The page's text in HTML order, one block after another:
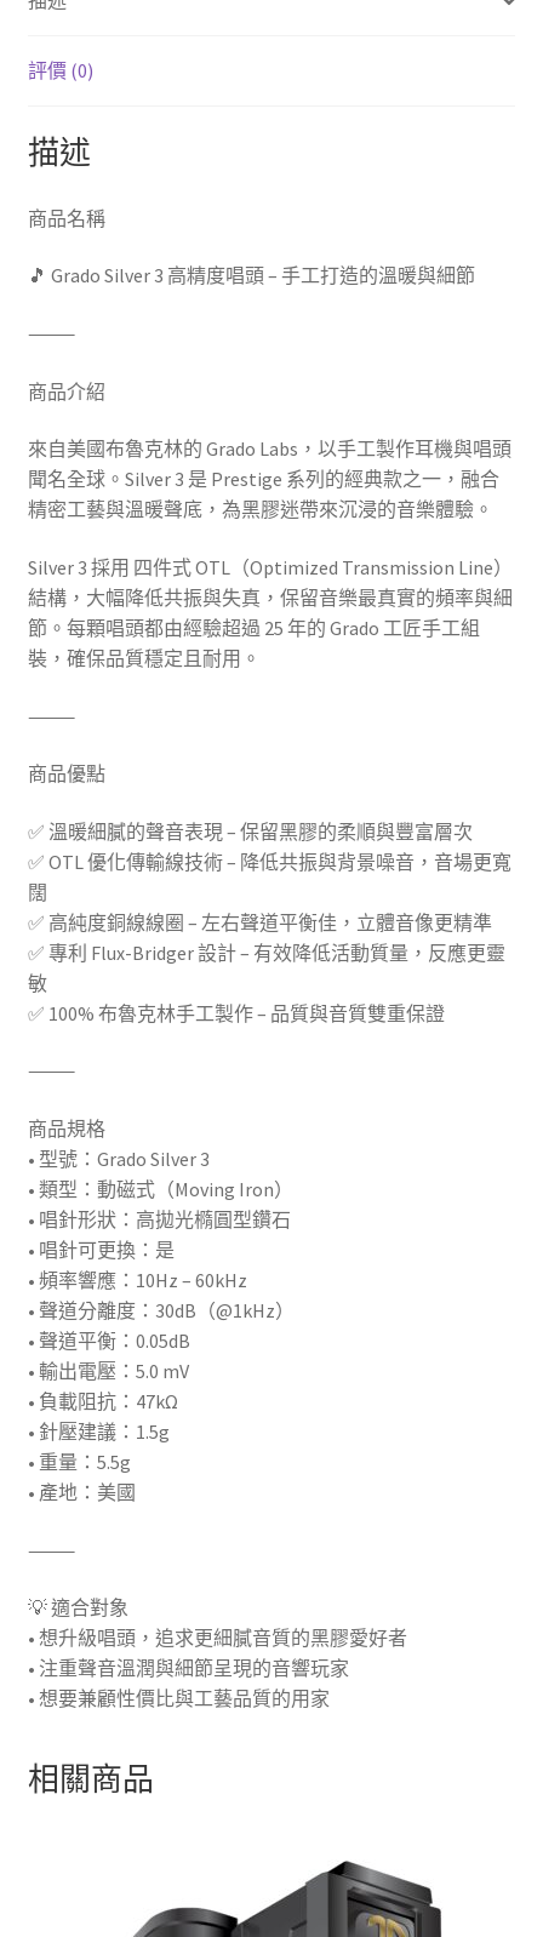
SILVER
頭
MM
頭
針)
量
評價 (0)
描述
商品名稱
🎵 Grado Silver 3 高精度唱頭 – 手工打造的溫暖與細節
⸻
商品介紹
來自美國布魯克林的 Grado Labs，以手工製作耳機與唱頭
聞名全球。Silver 3 是 Prestige 系列的經典款之一，融合
精密工藝與溫暖聲底，為黑膠迷帶來沉浸的音樂體驗。
Silver 3 採用 四件式 OTL（Optimized Transmission Line）
結構，大幅降低共振與失真，保留音樂最真實的頻率與細
節。每顆唱頭都由經驗超過 25 年的 Grado 工匠手工組
裝，確保品質穩定且耐用。
⸻
商品優點
✅ 溫暖細膩的聲音表現 – 保留黑膠的柔順與豐富層次
✅ OTL 優化傳輸線技術 – 降低共振與背景噪音，音場更寬
闊
✅ 高純度銅線線圈 – 左右聲道平衡佳，立體音像更精準
✅ 專利 Flux-Bridger 設計 – 有效降低活動質量，反應更靈
敏
✅ 100% 布魯克林手工製作 – 品質與音質雙重保證
⸻
商品規格
• 型號：Grado Silver 3
• 類型：動磁式（Moving Iron）
• 唱針形狀：高拋光橢圓型鑽石
• 唱針可更換：是
• 頻率響應：10Hz – 60kHz
• 聲道分離度：30dB（@1kHz）
• 聲道平衡：0.05dB
• 輸出電壓：5.0 mV
• 負載阻抗：47kΩ
• 針壓建議：1.5g
• 重量：5.5g
• 產地：美國
⸻
💡 適合對象
• 想升級唱頭，追求更細膩音質的黑膠愛好者
• 注重聲音溫潤與細節呈現的音響玩家
• 想要兼顧性價比與工藝品質的用家
相關商品